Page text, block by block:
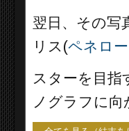
翌日、その写
リス(ペネロ
スターを目指
ノグラフに向